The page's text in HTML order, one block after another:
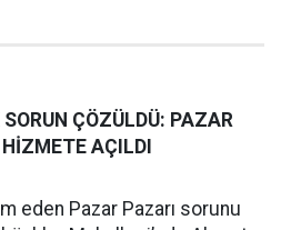
ÇÖZÜLDÜ: PAZAR
AÇILDI
eden Pazar Pazarı sorunu